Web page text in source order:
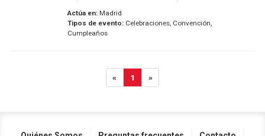
Actúa en:Madrid
Tipos de evento:Celebraciones, Convención,
Cumpleaños
« 1 »